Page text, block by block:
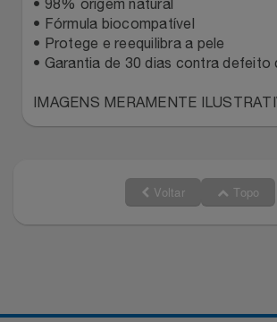
Páscoa
Perfumaria
Perfumes & Cosméticos
Ponto Frio
Portal Das Malas
• 98% origem natural
• Fórmula biocompatível
• Protege e reequilibra a pele
• Garantia de 30 dias contra defeito
IMAGENS MERAMENTE
Voltar Topo